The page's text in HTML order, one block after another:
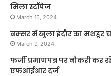
मिला स्टॉपेज
March 16, 2024
बक्सर में खुला इंदौर का मशहूर
March 9, 2024
फर्जी प्रमाणपत्र पर नौकरी कर
एफआईआर दर्ज